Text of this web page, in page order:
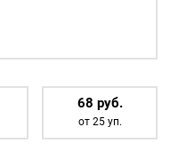
68 руб.
от 25 уп.